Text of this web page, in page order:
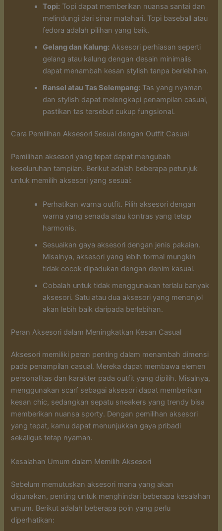
Topi: Topi dapat memberikan nuansa santai dan
melindungi dari sinar matahari. Topi baseball atau
fedora adalah pilihan yang baik.
Gelang dan Kalung: Aksesori perhiasan seperti
gelang atau kalung dengan desain minimalis
dapat menambah kesan stylish tanpa berlebihan.
Ransel atau Tas Selempang: Tas yang nyaman
dan stylish dapat melengkapi penampilan casual,
pastikan tas tersebut cukup fungsional.
Cara Pemilihan Aksesori Sesuai dengan Outfit Casual
Pemilihan aksesori yang tepat dapat mengubah
keseluruhan tampilan. Berikut adalah beberapa petunjuk
untuk memilih aksesori yang sesuai:
Perhatikan warna outfit. Pilih aksesori dengan
warna yang senada atau kontras yang tetap
harmonis.
Sesuaikan gaya aksesori dengan jenis pakaian.
Misalnya, aksesori yang lebih formal mungkin
tidak cocok dipadukan dengan denim kasual.
Cobalah untuk tidak menggunakan terlalu banyak
aksesori. Satu atau dua aksesori yang menonjol
akan lebih baik daripada berlebihan.
Peran Aksesori dalam Meningkatkan Kesan Casual
Aksesori memiliki peran penting dalam menambah dimensi
pada penampilan casual. Mereka dapat membawa elemen
personalitas dan karakter pada outfit yang dipilih. Misalnya,
menggunakan scarf sebagai aksesori dapat memberikan
kesan chic, sedangkan sepatu sneakers yang trendy bisa
memberikan nuansa sporty. Dengan pemilihan aksesori
yang tepat, kamu dapat menunjukkan gaya pribadi
sekaligus tetap nyaman.
Kesalahan Umum dalam Memilih Aksesori
Sebelum memutuskan aksesori mana yang akan
digunakan, penting untuk menghindari beberapa kesalahan
umum. Berikut adalah beberapa poin yang perlu
diperhatikan: